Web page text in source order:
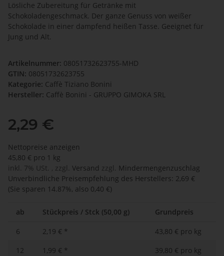
Lösliche Zubereitung für Getränke mit
Schokoladengeschmack. Der ganze Genuss von weißer
Schokolade in einer dampfend heißen Tasse. Geeignet für
Jung und Alt.
Artikelnummer: 08051732623755-MHD
GTIN: 08051732623755
Kategorie: Caffè Tiziano Bonini
Hersteller: Caffè Bonini - GRUPPO GIMOKA SRL
2,29 €
Nettopreise anzeigen
45,80 € pro 1 kg
inkl. 7% USt. , zzgl. Versand zzgl.
Mindermengenzuschlag
Unverbindliche Preisempfehlung des Herstellers: 2,69 €
(Sie sparen 14.87%, also 0,40 €)
ab Stückpreis / Stck (50,00 g) Grundpreis
6 2,19 € *
43,80 € pro kg
12
1,99 € * 39,80 € pro kg